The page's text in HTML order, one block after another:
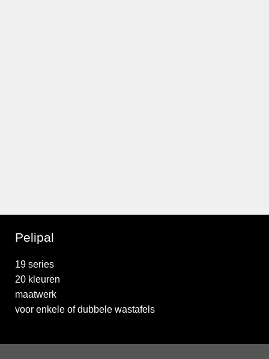
Pelipal
19 series
20 kleuren
maatwerk
voor enkele of dubbele wastafels